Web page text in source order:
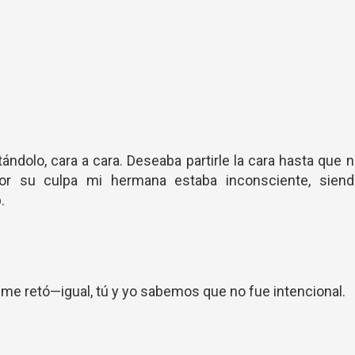
cara a cara. Deseaba partirle la cara hasta que
su culpa mi hermana estaba inconsciente,
retó—igual, tú y yo sabemos que no fue intencional.